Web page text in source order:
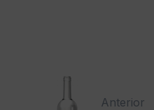
Anterior